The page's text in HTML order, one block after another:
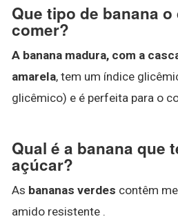
Que tipo de banana
comer?
A banana madura, com a
amarela, tem um índice
glicêmico) e é perfeita para o
Qual é a banana que
açúcar?
As bananas verdes contêm
amido resistente .